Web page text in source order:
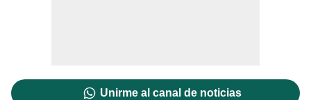
Unirme al canal de noticias